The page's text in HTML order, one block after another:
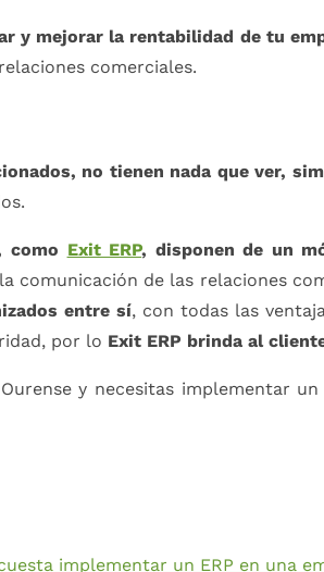
y mejorar la rentabilidad de tu
comerciales.
no tienen nada que ver,
como Exit ERP, disponen de un
comunicación de las relaciones
entre sí, con todas las
por lo Exit ERP brinda al
y necesitas implementar
implementar un ERP en una